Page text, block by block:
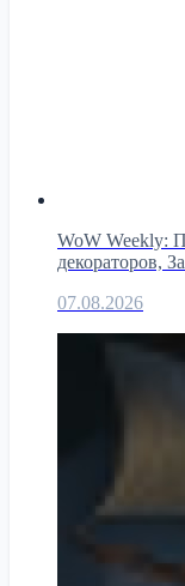
WoW Weekly:
декораторов,
07.08.2026